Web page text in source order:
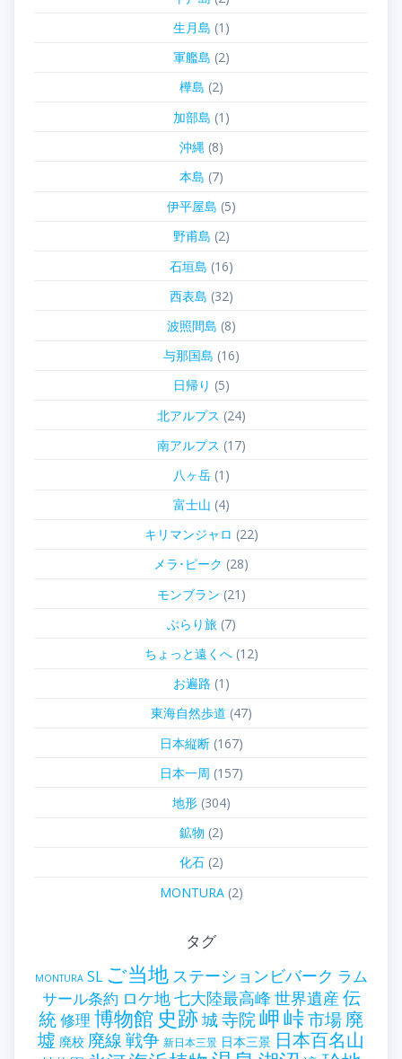
生月島 (1)
軍艦島 (2)
樺島 (2)
加部島 (1)
沖縄(8)
本島 (7)
伊平屋島 (5)
野甫島 (2)
石垣島 (16)
西表島 (32)
波照間島 (8)
与那国島 (16)
日帰り (5)
北アルプス (24)
南アルプス (17)
八ヶ岳(1)
富士山 (4)
キリマンジャロ (22)
メラ･ピーク (28)
モンブラン (21)
ぶらり旅(7)
ちょっと遠くへ(12)
お遍路 (1)
東海自然歩道 (47)
日本縦断(167)
日本一周 (157)
地形(304)
鉱物 (2)
化石(2)
MONTURA(2)
タグ
MONTURA SL ご当地 ステーションビバーク ラム
サール条約 ロケ地七大陸最高峰 世界遺産 伝
統修理 博物館 史跡城寺院岬峠市場 廃
墟 廃校 廃線戦争 新日本三景 日本三景 日本百名山